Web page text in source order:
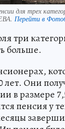
для трех
Перейти в
три
больше.
лет. Они
в размере
пенсия у